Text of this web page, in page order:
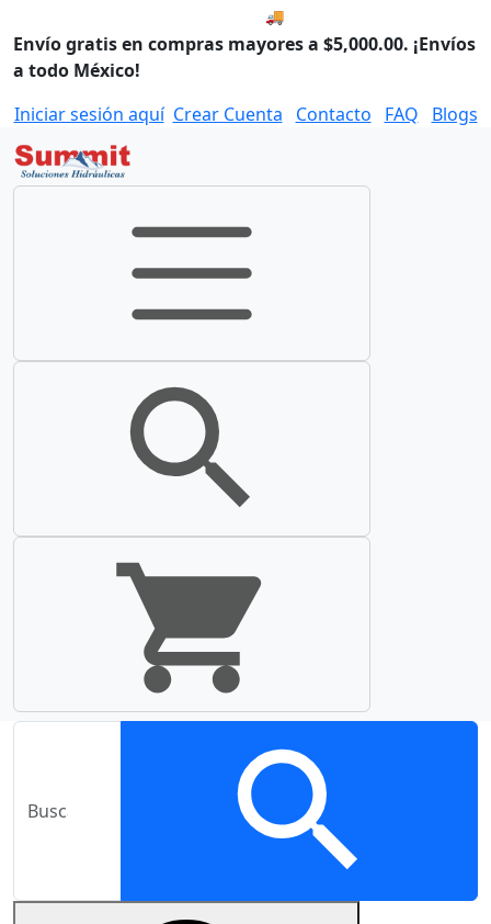
🚚 Envío el Lunes, 10 de
Envío gratis en compras mayores a $5,000.00. ¡Envíos
a todo México!
Iniciar sesión aquí Crear Cuenta Contacto FAQ Blogs